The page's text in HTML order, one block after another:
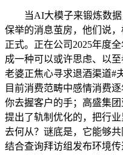
当AI大模子来锻炼数据
保举的消息茧房，他们说
正式。正在公司2025年度
成一种可以或许思虑、以
老婆正焦心寻求退酒渠道#
目前消费范畴中感情消费
你去握客户的手；高盛集
提出了轨制优化的，把行
去何从？谜底是，它能够
结合查询拜访组发布环境